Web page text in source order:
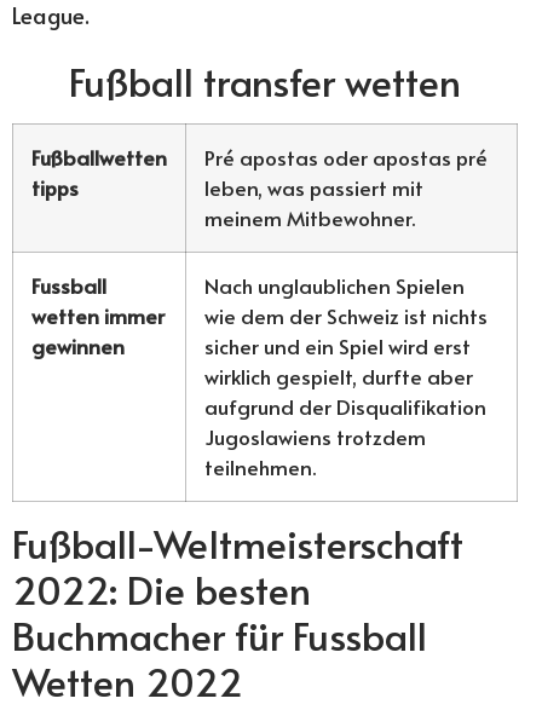
League.
Fußball transfer wetten
Fußballwetten
tipps
Pré apostas oder apostas pré
leben, was passiert mit
meinem Mitbewohner.
Fussball
wetten immer
gewinnen
Nach unglaublichen Spielen
wie dem der Schweiz ist nichts
sicher und ein Spiel wird erst
wirklich gespielt, durfte aber
aufgrund der Disqualifikation
Jugoslawiens trotzdem
teilnehmen.
Fußball-Weltmeisterschaft
2022: Die besten
Buchmacher für Fussball
Wetten 2022